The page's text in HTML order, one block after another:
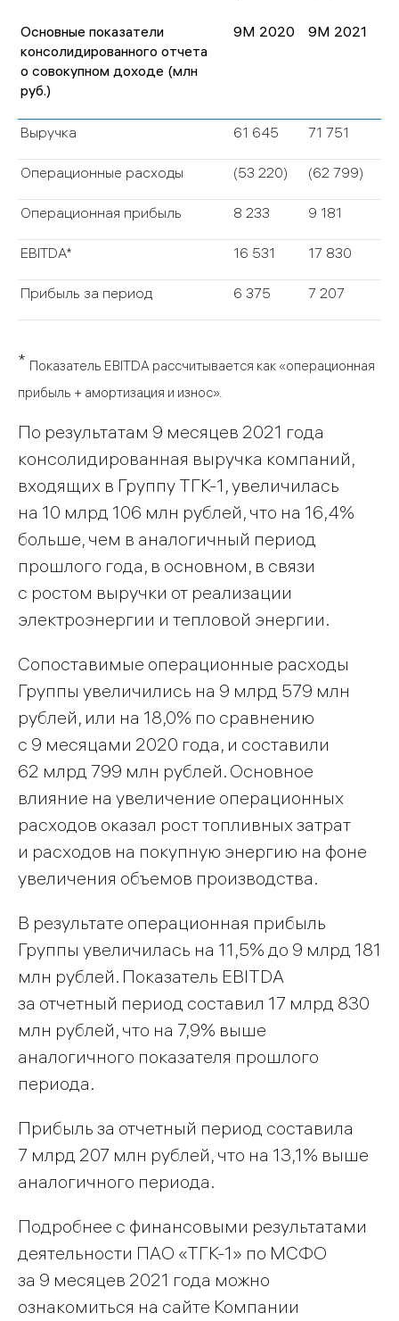
Основные показатели
консолидированного отчета
о совокупном доходе (млн
руб.)
9М 2020 9М 2021
Выручка 61 645 71 751
Операционные расходы (53 220) (62 799)
Операционная прибыль 8 233 9 181
EBITDA* 16 531 17 830
Прибыль за период 6 375 7 207
* Показатель EBITDA рассчитывается как «операционная
прибыль + амортизация и износ».
По результатам 9 месяцев 2021 года
консолидированная выручка компаний,
входящих в Группу ТГК-1, увеличилась
на 10 млрд 106 млн рублей, что на 16,4%
больше, чем в аналогичный период
прошлого года, в основном, в связи
с ростом выручки от реализации
электроэнергии и тепловой энергии.
Сопоставимые операционные расходы
Группы увеличились на 9 млрд 579 млн
рублей, или на 18,0% по сравнению
с 9 месяцами 2020 года, и составили
62 млрд 799 млн рублей. Основное
влияние на увеличение операционных
расходов оказал рост топливных затрат
и расходов на покупную энергию на фоне
увеличения объемов производства.
В результате операционная прибыль
Группы увеличилась на 11,5% до 9 млрд 181
млн рублей. Показатель EBITDA
за отчетный период составил 17 млрд 830
млн рублей, что на 7,9% выше
аналогичного показателя прошлого
периода.
Прибыль за отчетный период составила
7 млрд 207 млн рублей, что на 13,1% выше
аналогичного периода.
Подробнее с финансовыми результатами
деятельности ПАО «ТГК-1» по МСФО
за 9 месяцев 2021 года можно
ознакомиться на сайте Компании